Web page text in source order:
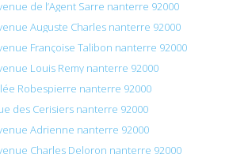
de l’Agent Sarre nanterre 92000
Auguste Charles nanterre 92000
Françoise Talibon nanterre 92000
Louis Remy nanterre 92000
Robespierre nanterre 92000
des Cerisiers nanterre 92000
Adrienne nanterre 92000
Charles Deloron nanterre 92000